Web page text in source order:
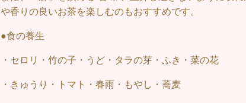
や香りの良いお茶を楽しむのもおすすめです。
●食の養生
・セロリ・竹の子・うど・タラの芽・ふき・菜の花
・きゅうり・トマト・春雨・もやし・蕎麦